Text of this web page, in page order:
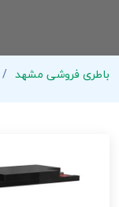
باطری فروشی مشهد